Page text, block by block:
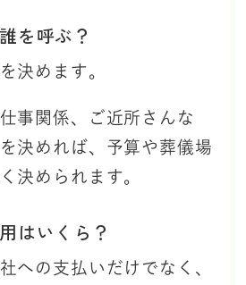
誰を呼ぶ？
決めます。
事関係、ご近所さんな
決めれば、予算や葬儀場
決められます。
はいくら？
への支払いだけでなく、